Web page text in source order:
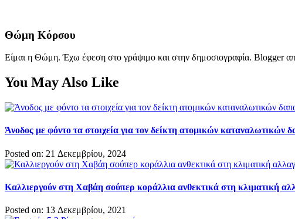
Θώμη Κόρσου
Είμαι η Θώμη. Έχω έφεση στο γράψιμο και στην δημοσιογραφία. Blogger
You May Also Like
Άνοδος με φόντο τα στοιχεία για τον δείκτη ατομικών καταναλωτικών
Posted on: 21 Δεκεμβρίου, 2024
Καλλιεργούν στη Χαβάη σούπερ κοράλλια ανθεκτικά στη κλιματική
Posted on: 13 Δεκεμβρίου, 2021